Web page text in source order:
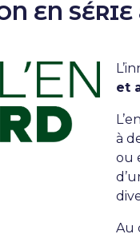
EN
et
à
ou
Au